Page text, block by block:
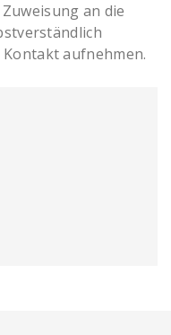
an die
aufnehmen.